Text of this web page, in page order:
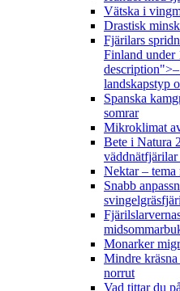
Vätska i
Drastisk
Fjärilars
Finland under
landskapstyp
Spanska
somrar
Mikroklimat
Bete i Natura
väddnätfjärilar
Nektar – tema
Snabb
Monarker
Mindre
norrut
Vad tittar du